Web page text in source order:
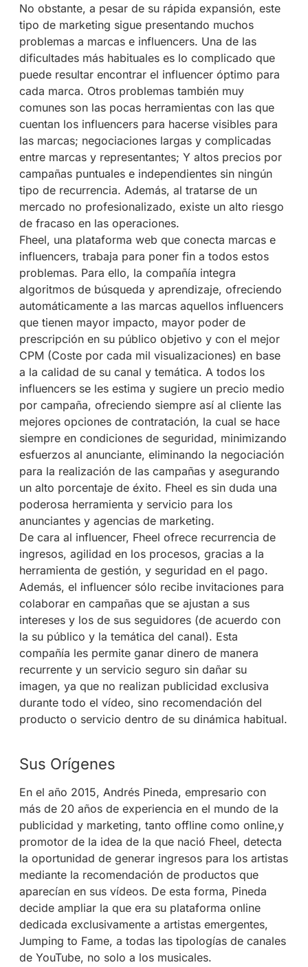
No obstante, a pesar de su rápida expansión, este
tipo de marketing sigue presentando muchos
problemas a marcas e influencers. Una de las
dificultades más habituales es lo complicado que
puede resultar encontrar el influencer óptimo para
cada marca. Otros problemas también muy
comunes son las pocas herramientas con las que
cuentan los influencers para hacerse visibles para
las marcas; negociaciones largas y complicadas
entre marcas y representantes; Y altos precios por
campañas puntuales e independientes sin ningún
tipo de recurrencia. Además, al tratarse de un
mercado no profesionalizado, existe un alto riesgo
de fracaso en las operaciones.
Fheel, una plataforma web que conecta marcas e
influencers, trabaja para poner fin a todos estos
problemas. Para ello, la compañía integra
algoritmos de búsqueda y aprendizaje, ofreciendo
automáticamente a las marcas aquellos influencers
que tienen mayor impacto, mayor poder de
prescripción en su público objetivo y con el mejor
CPM (Coste por cada mil visualizaciones) en base
a la calidad de su canal y temática. A todos los
influencers se les estima y sugiere un precio medio
por campaña, ofreciendo siempre así al cliente las
mejores opciones de contratación, la cual se hace
siempre en condiciones de seguridad, minimizando
esfuerzos al anunciante, eliminando la negociación
para la realización de las campañas y asegurando
un alto porcentaje de éxito. Fheel es sin duda una
poderosa herramienta y servicio para los
anunciantes y agencias de marketing.
De cara al influencer, Fheel ofrece recurrencia de
ingresos, agilidad en los procesos, gracias a la
herramienta de gestión, y seguridad en el pago.
Además, el influencer sólo recibe invitaciones para
colaborar en campañas que se ajustan a sus
intereses y los de sus seguidores (de acuerdo con
la su público y la temática del canal). Esta
compañía les permite ganar dinero de manera
recurrente y un servicio seguro sin dañar su
imagen, ya que no realizan publicidad exclusiva
durante todo el vídeo, sino recomendación del
producto o servicio dentro de su dinámica habitual.
Sus Orígenes
En el año 2015, Andrés Pineda, empresario con
más de 20 años de experiencia en el mundo de la
publicidad y marketing, tanto offline como online,y
promotor de la idea de la que nació Fheel, detecta
la oportunidad de generar ingresos para los artistas
mediante la recomendación de productos que
aparecían en sus vídeos. De esta forma, Pineda
decide ampliar la que era su plataforma online
dedicada exclusivamente a artistas emergentes,
Jumping to Fame, a todas las tipologías de canales
de YouTube, no solo a los musicales.